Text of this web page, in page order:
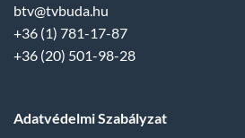
btv@tvbuda.hu
+36 (1) 781-17-87
+36 (20) 501-98-28
Adatvédelmi Szabályzat